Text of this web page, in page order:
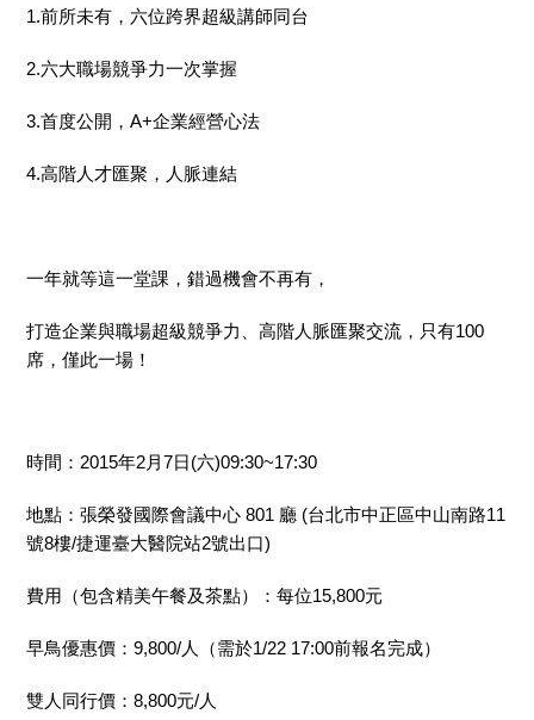
1.前所未有，六位跨界超級講師同台
2.六大職場競爭力一次掌握
3.首度公開，A+企業經營心法
4.高階人才匯聚，人脈連結
一年就等這一堂課，錯過機會不再有，
打造企業與職場超級競爭力、高階人脈匯聚交流，只有100
席，僅此一場！
時間：2015年2月7日(六)09:30~17:30
地點：張榮發國際會議中心 801 廳 (台北市中正區中山南路11
號8樓/捷運臺大醫院站2號出口)
費用（包含精美午餐及茶點）：每位15,800元
早鳥優惠價：9,800/人（需於1/22 17:00前報名完成）
雙人同行價：8,800元/人